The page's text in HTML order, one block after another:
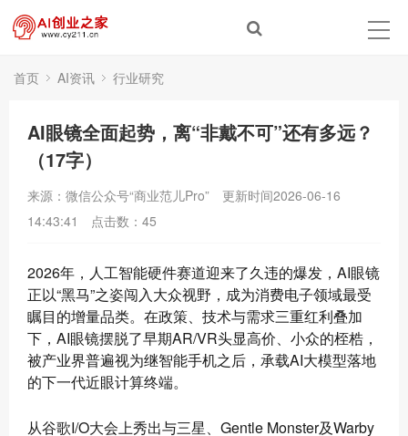
首页 AI资讯 行业研究
AI眼镜全面起势，离“非戴不可”还有多远？
（17字）
来源：微信公众号“商业范儿Pro”
更新时间2026-06-16
14:43:41
点击数： 45
2026年，人工智能硬件赛道迎来了久违的爆发，AI眼镜
正以“黑马”之姿闯入大众视野，成为消费电子领域最受
瞩目的增量品类。在政策、技术与需求三重红利叠加
下，AI眼镜摆脱了早期AR/VR头显高价、小众的桎梏，
被产业界普遍视为继智能手机之后，承载AI大模型落地
的下一代近眼计算终端。
从谷歌I/O大会上秀出与三星、Gentle Monster及Warby